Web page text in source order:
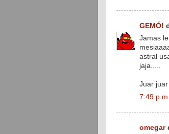
GEMÓ!
Jamas
astral
jaja.....
Juar
7:49 p.m.
omegar